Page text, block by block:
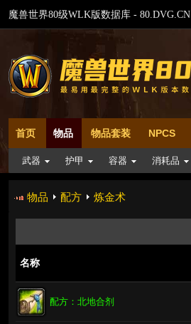
魔兽世界80级WLK版数据库 - 80.DVG.CN
首页 物品 物品套装 NPCS
武器 护甲 容器 消耗品
物品 配方 炼金术
名称
配方：北地合剂